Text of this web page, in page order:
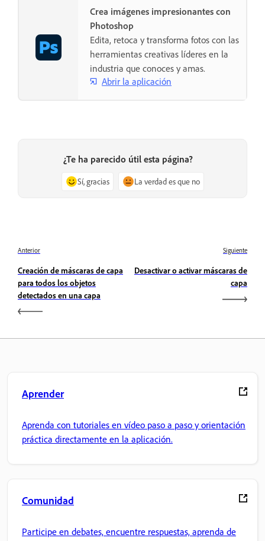
Crea imágenes impresionantes con
Photoshop
Edita, retoca y transforma fotos con las
herramientas creativas líderes en la
industria que conoces y amas.
Abrir la aplicación
¿Te ha parecido útil esta página?
Sí, gracias La verdad es que no
Anterior
Creación de máscaras de capa
para todos los objetos
detectados en una capa
Siguiente
Desactivar o activar máscaras de
capa
Aprender
Aprenda con tutoriales en vídeo paso a paso y orientación
práctica directamente en la aplicación.
Comunidad
Participe en debates, encuentre respuestas, aprenda de